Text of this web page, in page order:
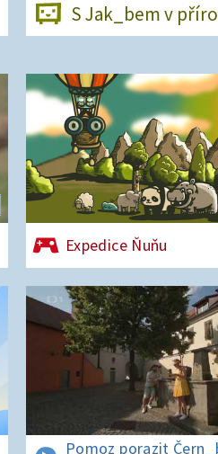
S Jak_bem v
Expedice Ňuňu
Pomoz porazit